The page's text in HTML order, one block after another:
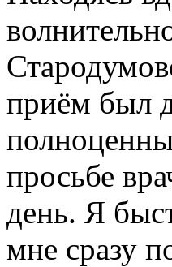
приём был
просьбе
день. Я
мне сразу